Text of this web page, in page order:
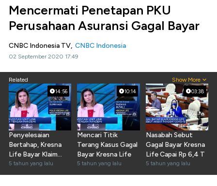
Mencermati Penetapan PKU
Perusahaan Asuransi Gagal Bayar
CNBC Indonesia TV, CNBC Indonesia
02 September 2020 17:49
Related Show More
14:56
Penyelesaian
Bertahap, Kresna
Life Bayar Klaim
1.722 Polis
5 tahun yang lalu
10:14
Mencari Titik
Terang Kasus Gagal
Bayar Kresna Life
5 tahun yang lalu
03:38
Nasabah Sebut
Gagal Bayar Kresna
Life Capai Rp 6,4 T
5 tahun yang lalu